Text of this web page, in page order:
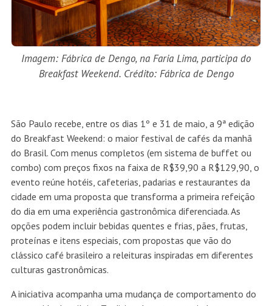
Imagem: Fábrica de Dengo, na Faria Lima, participa do
Breakfast Weekend. Crédito: Fábrica de Dengo
São Paulo recebe, entre os dias 1º e 31 de maio, a 9ª edição
do Breakfast Weekend: o maior festival de cafés da manhã
do Brasil. Com menus completos (em sistema de buffet ou
combo) com preços fixos na faixa de R$39,90 a R$129,90, o
evento reúne hotéis, cafeterias, padarias e restaurantes da
cidade em uma proposta que transforma a primeira refeição
do dia em uma experiência gastronômica diferenciada. As
opções podem incluir bebidas quentes e frias, pães, frutas,
proteínas e itens especiais, com propostas que vão do
clássico café brasileiro a releituras inspiradas em diferentes
culturas gastronômicas.
A iniciativa acompanha uma mudança de comportamento do